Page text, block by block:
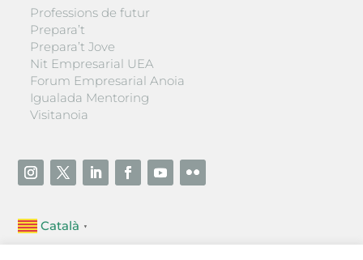
Professions de futur
Prepara’t
Prepara’t Jove
Nit Empresarial UEA
Forum Empresarial Anoia
Igualada Mentoring
Visitanoia
Català ▼